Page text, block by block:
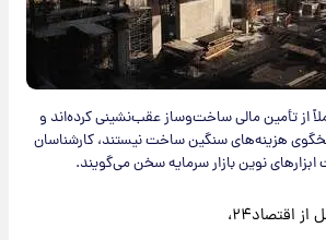
از تأمین مالی ساخت‌وساز عقب‌نشینی کرده‌اند و
هزینه‌های سنگین ساخت نیستند، کارشناسان
نوین بازار سرمایه سخن می‌گویند.
اقتصاد۲۴،